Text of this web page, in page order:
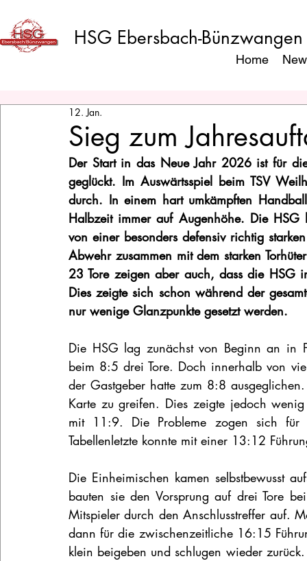
HSG Ebersbach-Bünzwangen
Home
Sieg zum
12. Jan.
Der Start in das Neue Jahr 2026 ist für
geglückt. Im Auswärtsspiel beim TSV
durch. In einem hart umkämpften
Halbzeit immer auf Augenhöhe. Die
von einer besonders defensiv richtig
Abwehr zusammen mit dem starken
23 Tore zeigen aber auch, dass die HSG
Dies zeigte sich schon während der
nur wenige Glanzpunkte gesetzt werden.
Die HSG lag zunächst von Beginn an in
beim 8:5 drei Tore. Doch innerhalb von
der Gastgeber hatte zum 8:8
Karte zu greifen. Dies zeigte jedoch
mit 11:9. Die Probleme zogen sich für
Tabellenletzte konnte mit einer 13:12
Die Einheimischen kamen selbstbewusst
bauten sie den Vorsprung auf drei Tore
Mitspieler durch den Anschlusstreffer auf.
dann für die zwischenzeitliche 16:15
klein beigeben und schlugen wieder